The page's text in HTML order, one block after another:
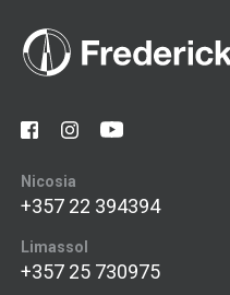
Nicosia
+357 22 394394
Limassol
+357 25 730975